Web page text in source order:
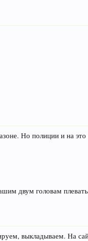
Но полиции и на это
двум головам
выкладываем. На